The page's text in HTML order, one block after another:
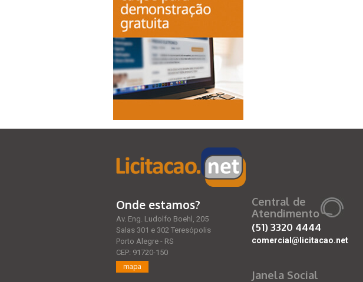
Onde estamos?
Av. Eng. Ludolfo Boehl, 205
Salas 301 e 302 Teresópolis
Porto Alegre - RS
CEP: 91720-150
mapa
Central de
Atendimento
(51)3320 4444
comercial@licitacao.net
Janela Social